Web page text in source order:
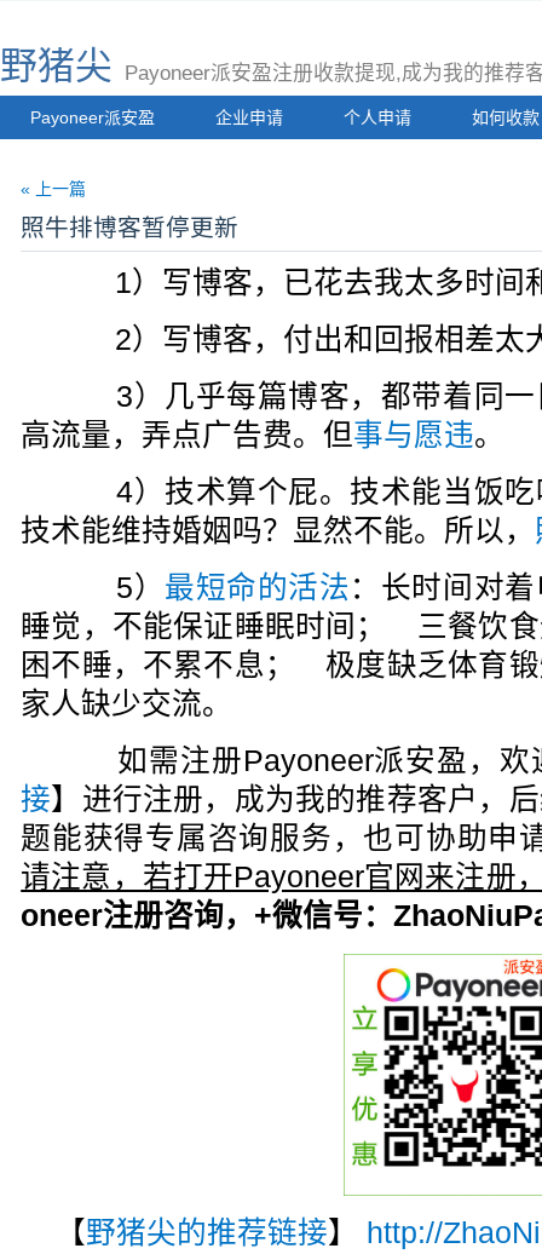
野猪尖 Payoneer派安盈注册收款提现,成为我的推荐
Payoneer派安盈 企业申请 个人申请 如何收款
« 上一篇
照牛排博客暂停更新
1）写博客，已花去我太多时间
2）写博客，付出和回报相差太
3）几乎每篇博客，都带着同一
高流量，弄点广告费。但事与愿违。
4）技术算个屁。技术能当饭吃
技术能维持婚姻吗？显然不能。所以，
5） 最短命的活法 ：长时间对
睡觉，不能保证睡眠时间； 三餐饮
困不睡，不累不息； 极度缺乏体育
家人缺少交流。
如需注册Payoneer派安盈，欢
接】进行注册，成为我的推荐客户，
题能获得专属咨询服务，也可协助申
请注意，若打开Payoneer官网来注册
oneer注册咨询，+微信号：
【野猪尖的推荐链接】
http://